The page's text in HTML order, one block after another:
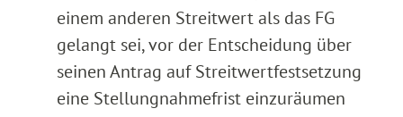
einem anderen Streitwert als das FG
gelangt sei, vor der Entscheidung über
seinen Antrag auf Streitwertfestsetzung
eine Stellungnahmefrist einzuräumen